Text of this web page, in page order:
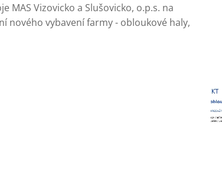
MAS Vizovicko a Slušovicko, o.p.s. na
nového vybavení farmy - obloukové haly,